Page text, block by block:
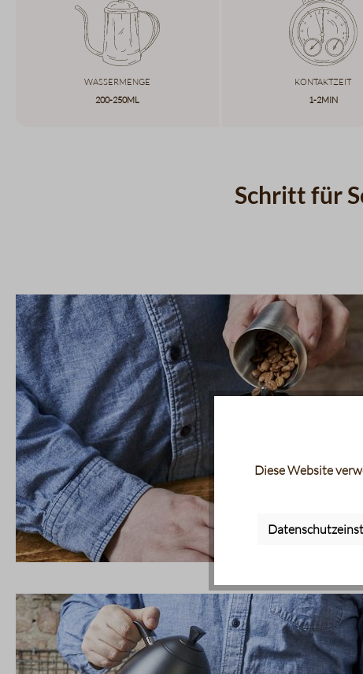
Wassermenge
200-250ml
Kontaktzeit
1-2min
Schritt für
Diese Website